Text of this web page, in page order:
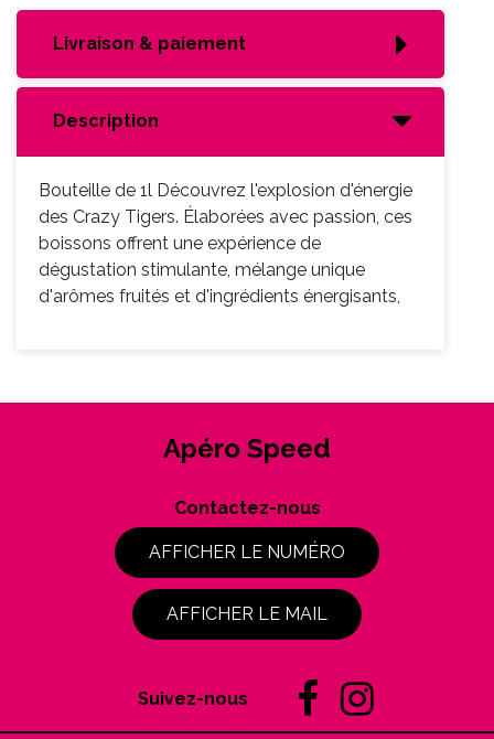
Livraison & paiement
Description
Bouteille de 1l Découvrez l'explosion d'énergie
des Crazy Tigers. Élaborées avec passion, ces
boissons offrent une expérience de
dégustation stimulante, mélange unique
d'arômes fruités et d'ingrédients énergisants,
Apéro Speed
Contactez-nous
AFFICHER LE NUMÉRO
AFFICHER LE MAIL
Suivez-nous